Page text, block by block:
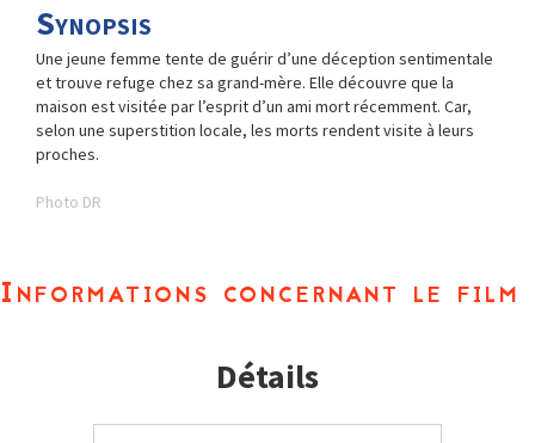
Synopsis
Une jeune femme tente de guérir d’une déception sentimentale
et trouve refuge chez sa grand-mère. Elle découvre que la
maison est visitée par l’esprit d’un ami mort récemment. Car,
selon une superstition locale, les morts rendent visite à leurs
proches.
Photo DR
Informations concernant le film
Détails